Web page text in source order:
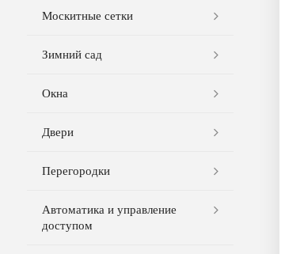
Москитные сетки
Зимний сад
Окна
Двери
Перегородки
Автоматика и управление
доступом